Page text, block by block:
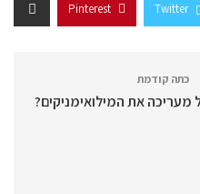
Twitter
Pinterest
כתה קודמת
מעריכה את המילואימניקים?